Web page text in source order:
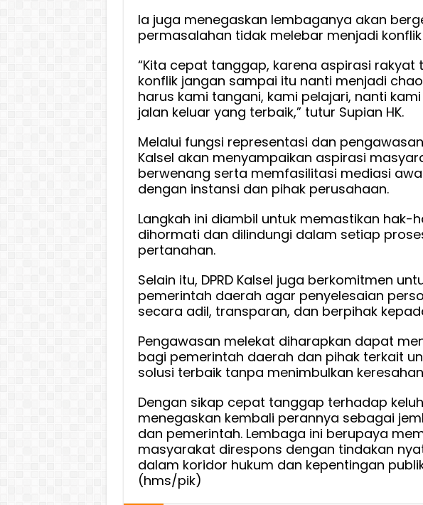
Ia juga menegaskan lembaganya akan
permasalahan tidak melebar menjadi
“Kita cepat tanggap, karena aspirasi rakyat
konflik jangan sampai itu nanti menjadi
harus kami tangani, kami pelajari, nanti
jalan keluar yang terbaik,” tutur Supian HK.
Melalui fungsi representasi dan pengawasan
Kalsel akan menyampaikan aspirasi
berwenang serta memfasilitasi mediasi
dengan instansi dan pihak perusahaan.
Langkah ini diambil untuk memastikan hak-
dihormati dan dilindungi dalam setiap
pertanahan.
Selain itu, DPRD Kalsel juga berkomitmen
pemerintah daerah agar penyelesaian
secara adil, transparan, dan berpihak
Pengawasan melekat diharapkan dapat
bagi pemerintah daerah dan pihak terkait
solusi terbaik tanpa menimbulkan
Dengan sikap cepat tanggap terhadap
menegaskan kembali perannya sebagai
dan pemerintah. Lembaga ini berupaya
masyarakat direspons dengan tindakan
dalam koridor hukum dan kepentingan
(hms/pik)